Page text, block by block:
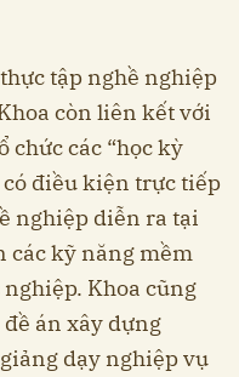
tập nghề nghiệp
còn liên kết với
chức các “học kỳ
điều kiện trực tiếp
nghiệp diễn ra tại
các kỹ năng mềm
Khoa cũng
án xây dựng
dạy nghiệp vụ